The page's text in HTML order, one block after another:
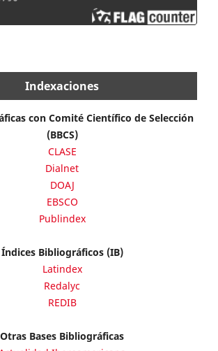
Indexaciones
con Comité Científico de Selección
(BBCS)
CLASE
Dialnet
DOAJ
EBSCO
Publindex
Índices Bibliográficos (IB)
Latindex
Redalyc
REDIB
Otras Bases Bibliográficas